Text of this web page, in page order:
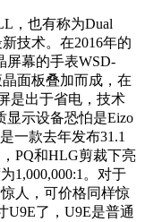
，也有称为Dual
技术。在2016年的
屏幕的手表WSD-
面板叠加而成，在
是出于省电，技术
显示设备恐怕是Eizo
是一款去年发布31.1
PQ和HLG剪裁下亮
1,000,000:1。对于
人，可价格同样惊
U9E了，U9E是普通